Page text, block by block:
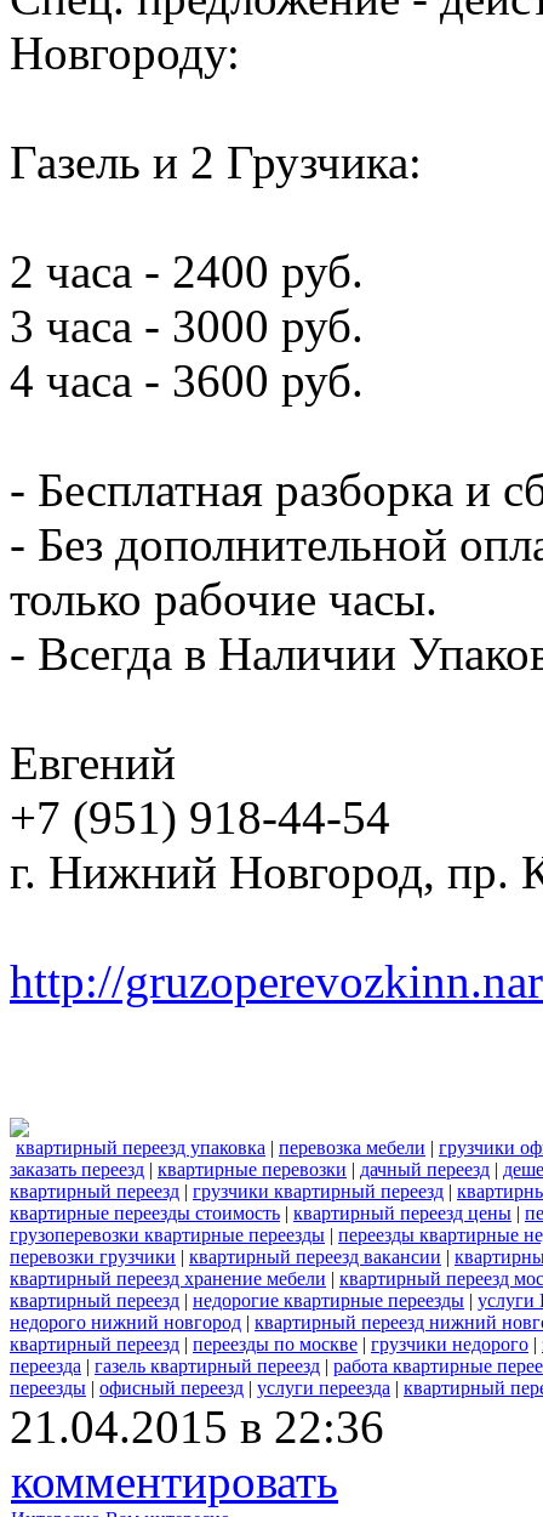
Новгороду:
Газель и 2 Грузчика:
2 часа - 2400 руб.
3 часа - 3000 руб.
4 часа - 3600 руб.
- Бесплатная разборка и
- Без дополнительной
только рабочие часы.
- Всегда в Наличии
Евгений
+7 (951) 918-44-54
г. Нижний Новгород, пр.
http://
квартирный переезд упаковка | перевозка мебели | грузчики
заказать переезд | квартирные перевозки | дачный переезд |
квартирный переезд | грузчики квартирный переезд |
квартирные переезды стоимость | квартирный переезд цены |
грузоперевозки квартирные переезды | переезды квартирные
перевозки грузчики | квартирный переезд вакансии |
квартирный переезд хранение мебели | квартирный переезд
квартирный переезд | недорогие квартирные переезды | услуги
недорого нижний новгород | квартирный переезд нижний
квартирный переезд | переезды по москве | грузчики недорого |
переезда | газель квартирный переезд | работа квартирные
переезды | офисный переезд | услуги переезда | квартирный
21.04.2015 в 22:36
комментировать